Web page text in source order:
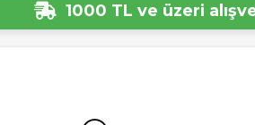
1000 TL ve üzeri